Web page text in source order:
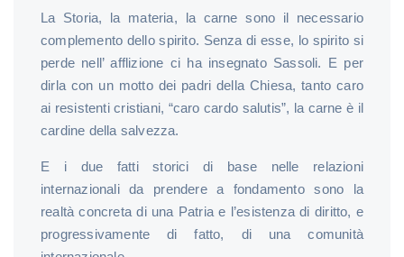
La Storia, la materia, la carne sono il necessario
complemento dello spirito. Senza di esse, lo spirito si
perde nell’ afflizione ci ha insegnato Sassoli. E per
dirla con un motto dei padri della Chiesa, tanto caro
ai resistenti cristiani, “caro cardo salutis”, la carne è il
cardine della salvezza.
E i due fatti storici di base nelle relazioni
internazionali da prendere a fondamento sono la
realtà concreta di una Patria e l’esistenza di diritto, e
progressivamente di fatto, di una comunità